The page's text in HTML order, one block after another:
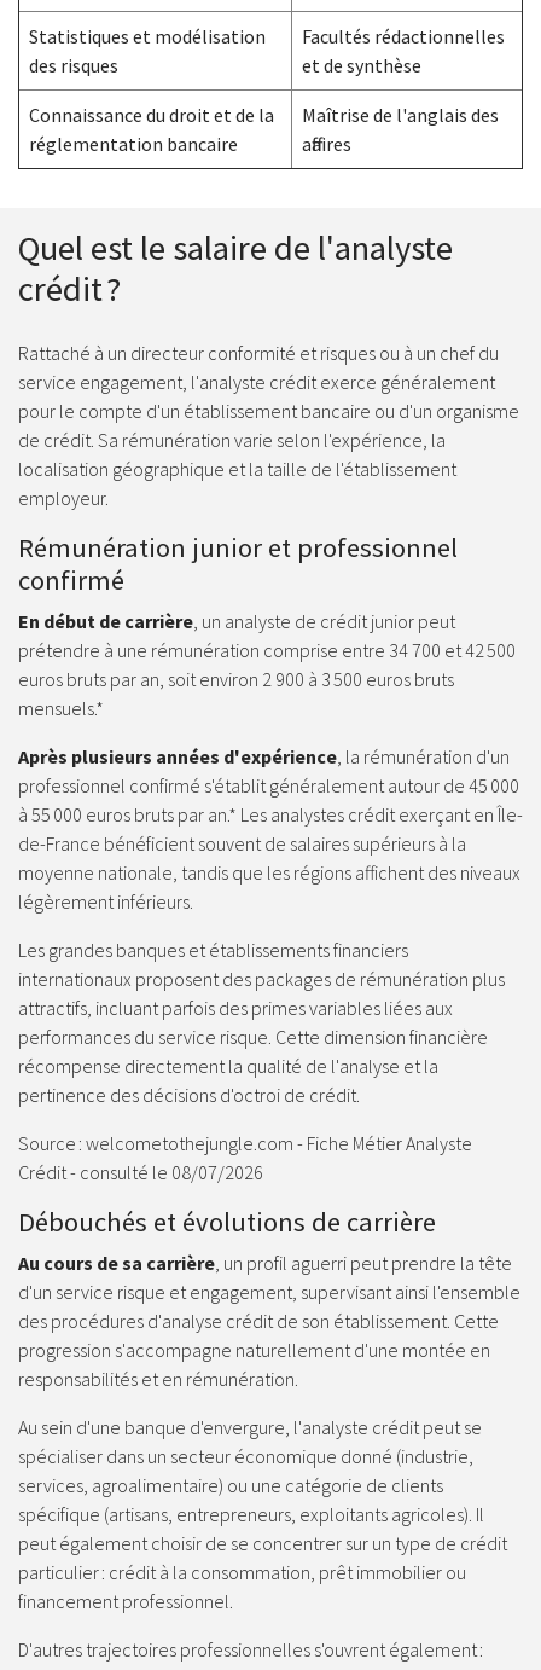
Statistiques et modélisation
des risques
Facultés rédactionnelles
et de synthèse
Connaissance du droit et de la
réglementation bancaire
Maîtrise de l'anglais des
affaires
Quel est le salaire de l'analyste
crédit ?
Rattaché à un directeur conformité et risques ou à un chef du
service engagement, l'analyste crédit exerce généralement
pour le compte d'un établissement bancaire ou d'un organisme
de crédit. Sa rémunération varie selon l'expérience, la
localisation géographique et la taille de l'établissement
employeur.
Rémunération junior et professionnel
confirmé
En début de carrière , un analyste de crédit junior peut
prétendre à une rémunération comprise entre 34 700 et 42 500
euros bruts par an, soit environ 2 900 à 3 500 euros bruts
mensuels.*
Après plusieurs années d'expérience , la rémunération d'un
professionnel confirmé s'établit généralement autour de 45 000
à 55 000 euros bruts par an.* Les analystes crédit exerçant en Île-
de-France bénéficient souvent de salaires supérieurs à la
moyenne nationale, tandis que les régions affichent des niveaux
légèrement inférieurs.
Les grandes banques et établissements financiers
internationaux proposent des packages de rémunération plus
attractifs, incluant parfois des primes variables liées aux
performances du service risque. Cette dimension financière
récompense directement la qualité de l'analyse et la
pertinence des décisions d'octroi de crédit.
Source : welcometothejungle.com - Fiche Métier Analyste
Crédit - consulté le 08/07/2026
Débouchés et évolutions de carrière
Au cours de sa carrière , un profil aguerri peut prendre la tête
d'un service risque et engagement, supervisant ainsi l'ensemble
des procédures d'analyse crédit de son établissement. Cette
progression s'accompagne naturellement d'une montée en
responsabilités et en rémunération.
Au sein d'une banque d'envergure, l'analyste crédit peut se
spécialiser dans un secteur économique donné (industrie,
services, agroalimentaire) ou une catégorie de clients
spécifique (artisans, entrepreneurs, exploitants agricoles). Il
peut également choisir de se concentrer sur un type de crédit
particulier : crédit à la consommation, prêt immobilier ou
financement professionnel.
D'autres trajectoires professionnelles s'ouvrent également :